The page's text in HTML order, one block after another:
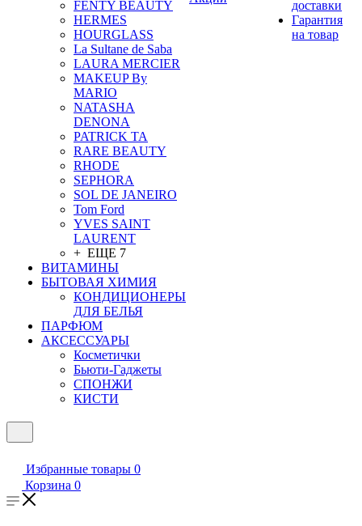
FENTY BEAUTY
HERMES
HOURGLASS
La Sultane de Saba
LAURA MERCIER
MAKEUP By
MARIO
NATASHA
DENONA
PATRICK TA
RARE BEAUTY
RHODE
SEPHORA
SOL DE JANEIRO
Tom Ford
YVES SAINT
LAURENT
+ ЕЩЕ 7
ВИТАМИНЫ
БЫТОВАЯ ХИМИЯ
КОНДИЦИОНЕРЫ
ДЛЯ БЕЛЬЯ
ПАРФЮМ
АКСЕССУАРЫ
Косметички
Бьюти-Гаджеты
СПОНЖИ
КИСТИ
доставки
Гарантия
на товар
Избранные товары 0
Корзина 0